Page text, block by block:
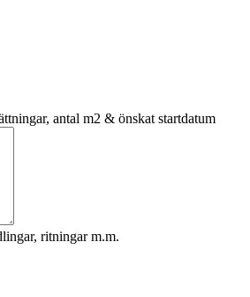
antal m2 & önskat startdatum
ritningar m.m.